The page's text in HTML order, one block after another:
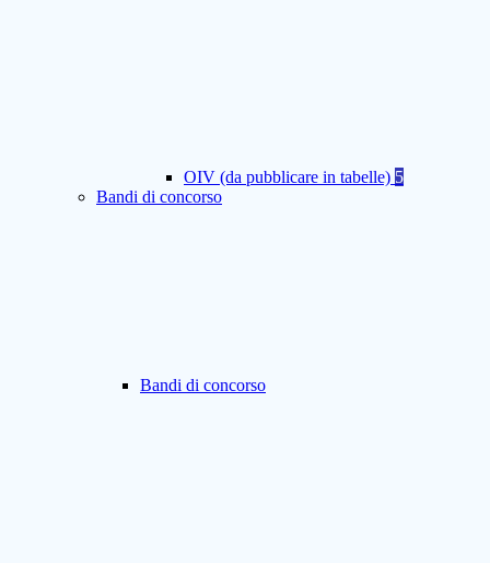
OIV (da pubblicare in tabelle) 5
Bandi di concorso
Bandi di concorso